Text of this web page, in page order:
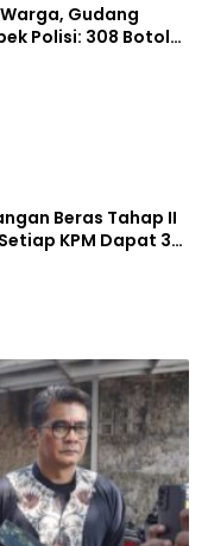
Gudang
Polisi: 308 Botol
Beras Tahap II
KPM Dapat 30